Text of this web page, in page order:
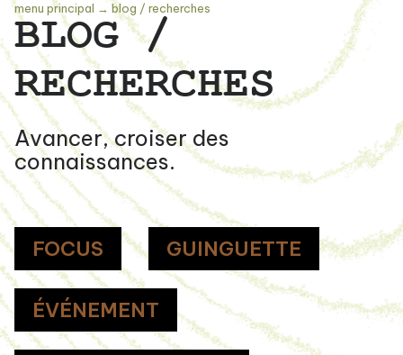
menu principal →blog / recherches
BLOG /
RECHERCHES
Avancer, croiser des
connaissances.
FOCUS GUINGUETTE
ÉVÉNEMENT